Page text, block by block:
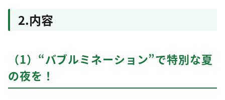
2.内容
（1）“バブルミネーション”で特別な夏
の夜を！